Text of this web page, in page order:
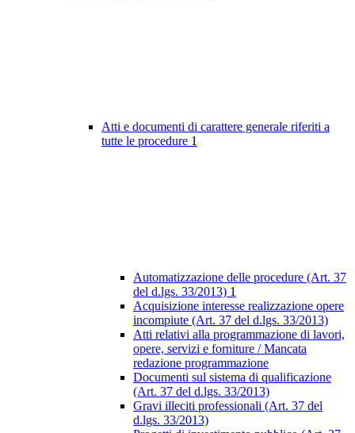
Atti e documenti di carattere generale riferiti a
tutte le procedure 1
Automatizzazione delle procedure (Art. 37
del d.lgs. 33/2013) 1
Acquisizione interesse realizzazione opere
incompiute (Art. 37 del d.lgs. 33/2013)
Atti relativi alla programmazione di lavori,
opere, servizi e forniture / Mancata
redazione programmazione
Documenti sul sistema di qualificazione
(Art. 37 del d.lgs. 33/2013)
Gravi illeciti professionali (Art. 37 del
d.lgs. 33/2013)